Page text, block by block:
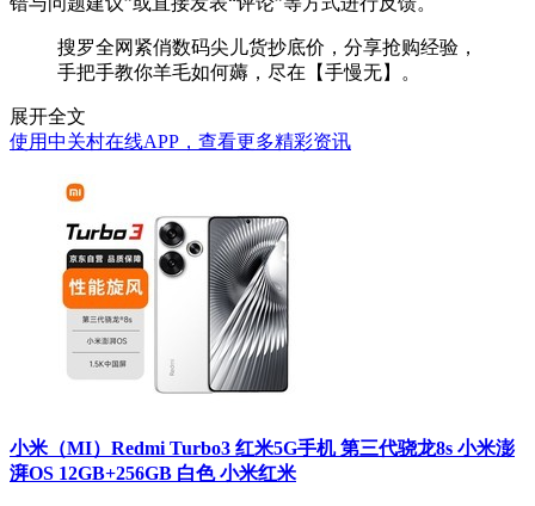
搜罗全网紧俏数码尖儿货抄底价，分享抢购经验，
手把手教你羊毛如何薅，尽在【手慢无】。
展开全文
使用中关村在线APP，查看更多精彩资讯
小米（MI）Redmi Turbo3 红米5G手机 第三代骁龙8s 小米澎
湃OS 12GB+256GB 白色 小米红米